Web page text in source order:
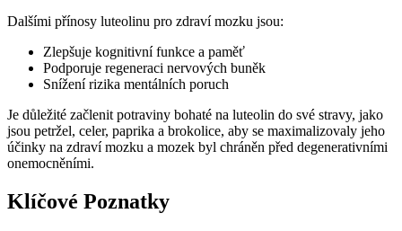
Dalšími přínosy luteolinu pro zdraví mozku jsou:
Zlepšuje kognitivní funkce a paměť
Podporuje regeneraci nervových buněk
Snížení rizika mentálních poruch
Je důležité začlenit potraviny bohaté na luteolin do své stravy, jako
jsou petržel, celer, paprika a brokolice, aby se maximalizovaly jeho
účinky na zdraví mozku a mozek byl chráněn před degenerativními
onemocněními.
Klíčové Poznatky